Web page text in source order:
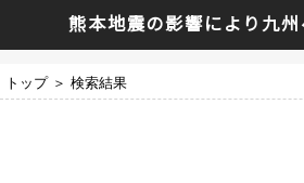
熊本地震の影響により九
トップ ＞ 検索結果